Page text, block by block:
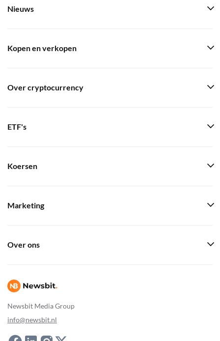
Newsbit Media Group
info@newsbit.nl
Nieuws
Kopen en verkopen
Over cryptocurrency
ETF's
Koersen
Marketing
Over ons